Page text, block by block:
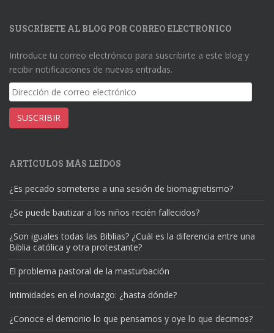
SUSCRÍBETE AL BLOG POR CORREO ELECTRÓNICO
Introduce tu correo electrónico para suscribirte a este blog y
recibir notificaciones de nuevas entradas.
Dirección
de
correo
electrónico
SUSCRIBIR
ARTÍCULOS MÁS LEÍDOS
¿Es pecado someterse a una sesión de biomagnetismo?
¿Se puede bautizar a los niños recién fallecidos?
¿Son iguales todas las Biblias? ¿Cuál es la diferencia entre una
Biblia católica y otra protestante?
El problema pastoral de la masturbación
Intimidades en el noviazgo: ¿hasta dónde?
¿Conoce el demonio lo que pensamos y oye lo que decimos?